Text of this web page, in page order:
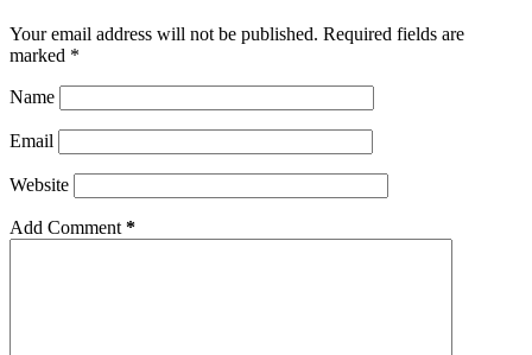
Your email address will not be published. Required fields are
marked *
Name
Email
Website
Add Comment *